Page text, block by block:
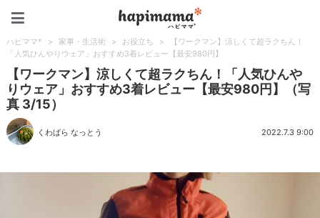
ハピママ* > 家事・生活術 > お役立ち >
【ワークマン】涼しくて超ラクちん！
「人気ひんやりウェア」おすすめ3着レビュー【最安980円】
【ワークマン】涼しくて超ラクちん！「人気ひんや
りウェア」おすすめ3着レビュー【最安980円】（写
真 3/15）
くわばら なっとう 2022.7.3 9:00